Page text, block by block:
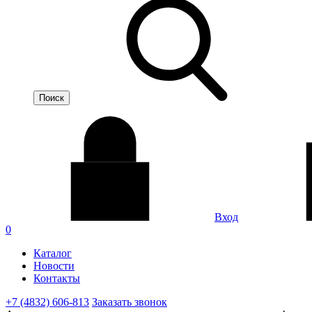
Вход
0
Каталог
Новости
Контакты
+7 (4832) 606-813 Заказать звонок